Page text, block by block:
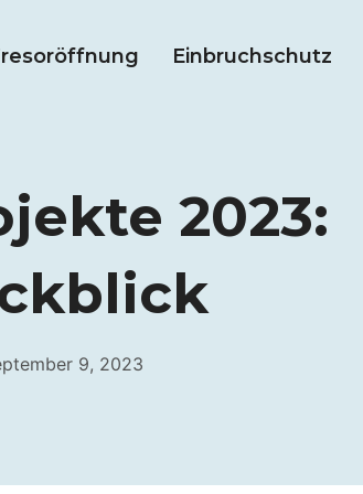
Einbruchschutz
2023:
9, 2023